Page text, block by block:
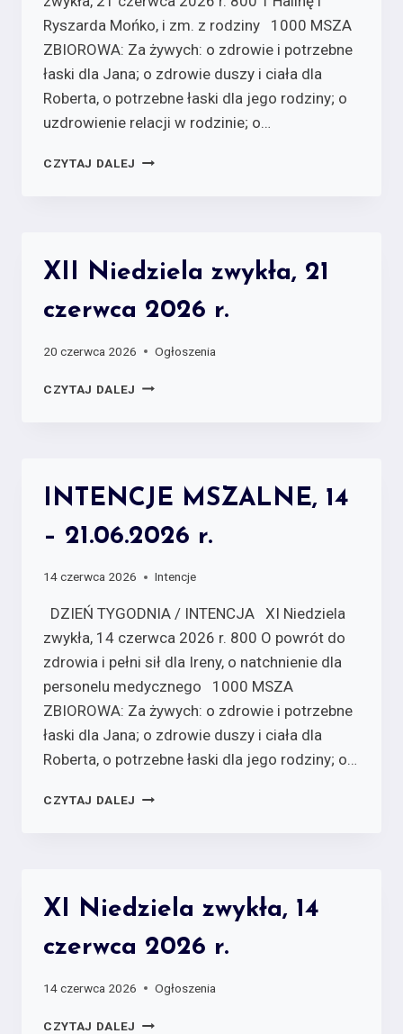
Ryszarda Mońko, i zm. z rodziny 1000 MSZA
ZBIOROWA: Za żywych:­ o zdrowie i potrzebne
łaski dla Jana; o zdrowie duszy i ciała dla
Roberta, o potrzebne łaski dla jego rodziny; o
uzdrowienie relacji w rodzinie; o…
CZYTAJ DALEJ
XII Niedziela zwykła, 21
czerwca 2026 r.
20 czerwca 2026 Ogłoszenia
CZYTAJ DALEJ
INTENCJE MSZALNE, 14
– 21.06.2026 r.
14 czerwca 2026 Intencje
DZIEŃ TYGODNIA / INTENCJA XI Niedziela
zwykła, 14 czerwca 2026 r. 800 O powrót do
zdrowia i pełni sił dla Ireny, o natchnienie dla
personelu medycznego 1000 MSZA
ZBIOROWA: Za żywych:­ o zdrowie i potrzebne
łaski dla Jana; o zdrowie duszy i ciała dla
Roberta, o potrzebne łaski dla jego rodziny; o…
CZYTAJ DALEJ
XI Niedziela zwykła, 14
czerwca 2026 r.
14 czerwca 2026 Ogłoszenia
CZYTAJ DALEJ